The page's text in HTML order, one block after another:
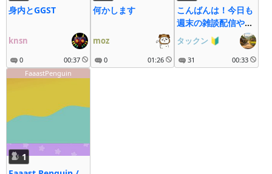
身内とGGST
knsn
0 00:37
何かします
moz
0 01:26
こんばんは！今日も
週末の雑談配信やる
よ!😄
タックン 🔰
31
00:33
FaaastPenguin
1